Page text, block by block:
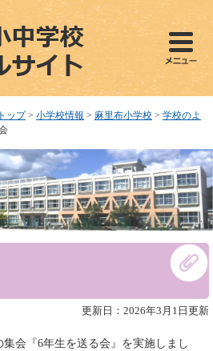
ップ > 小学校情報 > 麻里布小学校 > 学校のよ
更新日：2026年3月1日更新
会『6年生を送る会』を実施しまし